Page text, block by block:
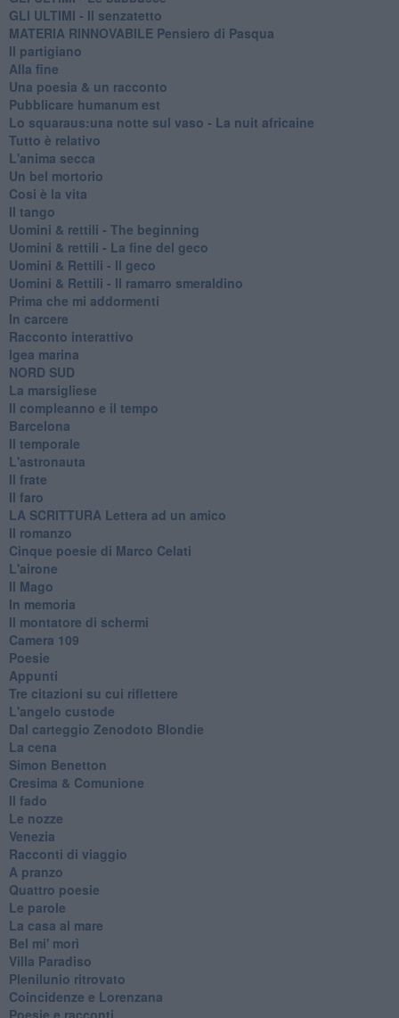
GLI ULTIMI - Il senzatetto
MATERIA RINNOVABILE Pensiero di Pasqua
Il partigiano
Alla fine
Una poesia & un racconto
Pubblicare humanum est
Lo squaraus:una notte sul vaso - La nuit africaine
Tutto è relativo
L'anima secca
Un bel mortorio
Cosi è la vita
Il tango
​Uomini & rettili - The beginning
​Uomini & rettili - La fine del geco
Uomini & Rettili - Il geco
Uomini & Rettili - Il ramarro smeraldino
Prima che mi addormenti
In carcere
Racconto interattivo
Igea marina
​NORD SUD
La marsigliese
Il compleanno e il tempo
Barcelona
Il temporale
L'astronauta
Il frate
Il faro
​LA SCRITTURA Lettera ad un amico
Il romanzo
Cinque poesie di Marco Celati
L'airone
Il Mago
In memoria
Il montatore di schermi
Camera 109
Poesie
Appunti
Tre citazioni su cui riflettere
L'angelo custode
Dal carteggio Zenodoto Blondie
La cena
Simon Benetton
Cresima & Comunione
Il fado
Le nozze
Venezia
Racconti di viaggio
A pranzo
Quattro poesie
Le parole
La casa al mare
Bel mi' morì
Villa Paradiso
Plenilunio ritrovato
Coincidenze e Lorenzana
Poesie e racconti